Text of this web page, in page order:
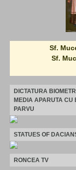
Sf.
Sf.
DICTATURA
MEDIA APARUTA CU
PARVU
STATUES OF
RONCEA TV